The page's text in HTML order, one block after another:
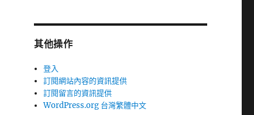
其他操作
登入
訂閱網站內容的資訊提供
訂閱留言的資訊提供
WordPress.org 台灣繁體中文